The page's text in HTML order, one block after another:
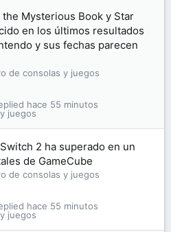
the Mysterious Book y Star
en los últimos resultados
y sus fechas parecen
de consolas y juegos
juegos
hace 55 minutos
2 ha superado en un
de GameCube
de consolas y juegos
juegos
hace 55 minutos